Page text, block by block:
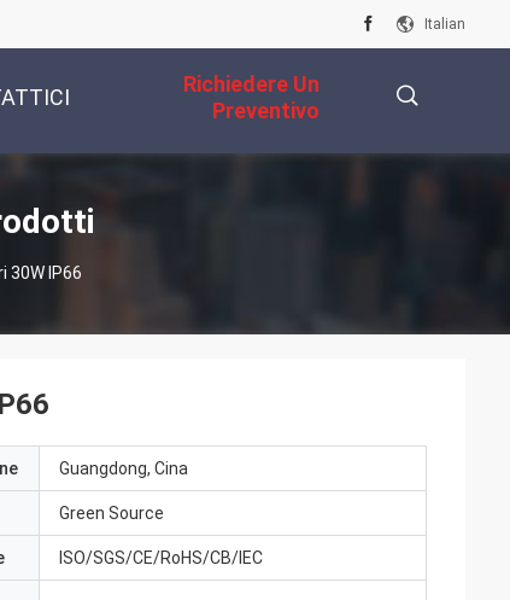
Italian
Richiedere Un
Preventivo
30W IP66
Guangdong, Cina
Green Source
ISO/SGS/CE/RoHS/CB/IEC